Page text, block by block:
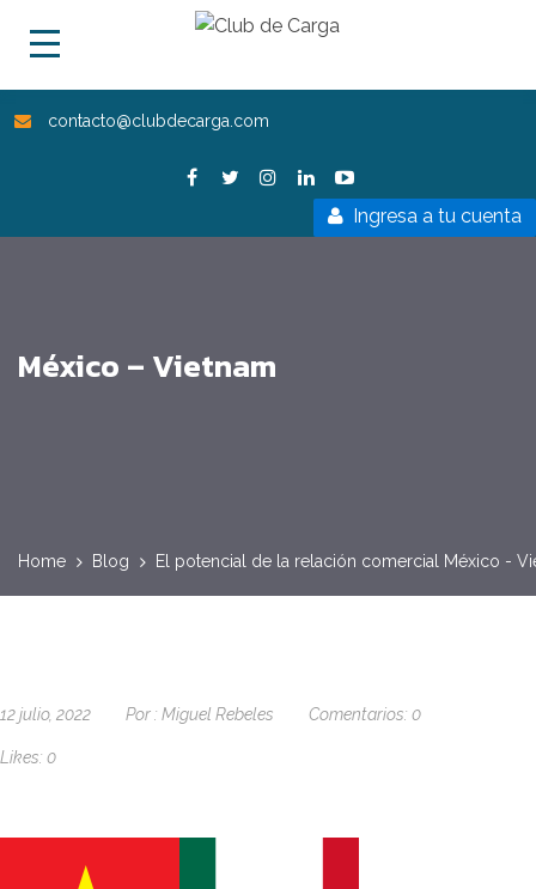
contacto@clubdecarga.com
Ingresa a tu cuenta
México – Vietnam
Home Blog El potencial de la relación comercial México -
12 julio, 2022 Por : Miguel Rebeles Comentarios: 0
Likes: 0